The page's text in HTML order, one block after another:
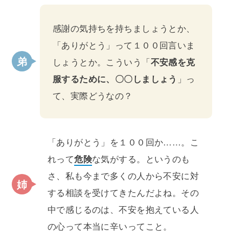
感謝の気持ちを持ちましょうとか、
「ありがとう」って１００回言いま
しょうとか。こういう「不安感を克
服するために、〇〇しましょう 」っ
て、実際どうなの？
「ありがとう」を１００回か……。こ
れって危険な気がする。というのも
さ、私も今まで多くの人から不安に対
する相談を受けてきたんだよね。その
中で感じるのは、不安を抱えている人
の心って本当に辛いってこと。